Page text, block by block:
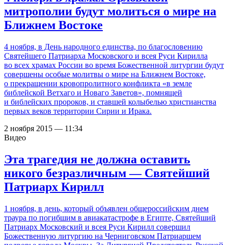
митрополии будут молиться о мире на
Ближнем Востоке
4 ноября, в День народного единства, по благословению
Святейшего Патриарха Московского и всея Руси Кирилла
во всех храмах России во время Божественной литургии будут
совершены особые молитвы о мире на Ближнем Востоке,
о прекращении кровопролитного конфликта «в земле
библейской Ветхаго и Новаго Заветов», помнящей
и библейских пророков, и ставшей колыбелью христианства
первых веков территории Сирии и Ирака.
2 ноября 2015 — 11:34
Видео
Эта трагедия не должна оставить
никого безразличным — Святейший
Патриарх Кирилл
1 ноября, в день, который объявлен общероссийским днем
траура по погибшим в авиакатастрофе в Египте, Святейший
Патриарх Московский и всея Руси Кирилл совершил
Божественную литургию на Черниговском Патриаршем